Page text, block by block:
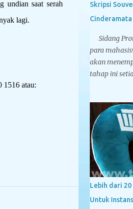
undian saat serah
lagi.
1516 atau:
Skripsi
Cinderamata
Sidang
para
akan
tahap ini
hadapan
Jika komisi
proposal
maka
Kandidat
perusahaan
perbankan
Lebih dari
Untuk